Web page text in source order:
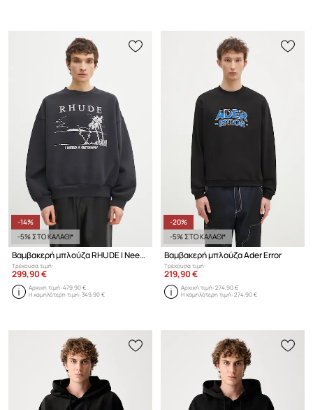
-14%
-5% ΣΤΟ ΚΑΛΑΘΙ*
Βαμβακερή μπλούζα RHUDE I Need A Getaway
Τρέχουσα τιμή:
299,90 €
Αρχική τιμή:479,90 €
Η χαμηλότερη τιμή:349,90 €
-20%
-5% ΣΤΟ ΚΑΛΑΘΙ*
Βαμβακερή μπλούζα Ader Error
Τρέχουσα τιμή:
219,90 €
Αρχική τιμή:274,90 €
Η χαμηλότερη τιμή:274,90 €